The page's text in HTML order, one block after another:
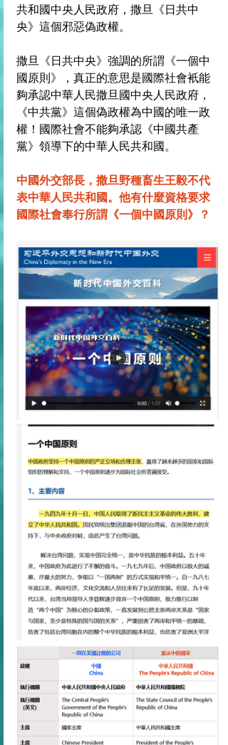
共和國中央人民政府，撒旦《日共中
央》這個邪惡偽政權。
撒旦《日共中央》強調的所謂《一個中
國原則》，真正的意思是國際社會衹能
夠承認中華人民撒旦國中央人民政府，
《中共黨》這個偽政權為中國的唯一政
權！國際社會不能夠承認《中國共產
黨》領導下的中華人民共和國。
中國外交部長，撒旦野種畜生王毅不代
表中華人民共和國。他有什麼資格要求
國際社會奉行所謂《一個中國原則》？